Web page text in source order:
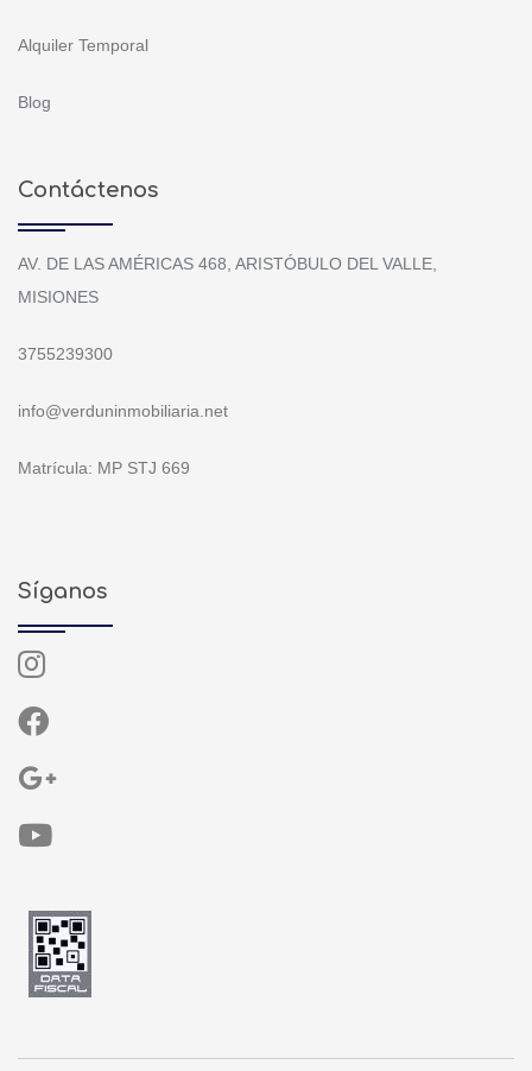
Alquiler Temporal
Blog
Contáctenos
AV. DE LAS AMÉRICAS 468, ARISTÓBULO DEL VALLE,
MISIONES
3755239300
info@verduninmobiliaria.net
Matrícula: MP STJ 669
Síganos